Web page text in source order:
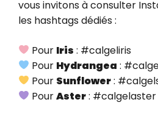
vous invitons à consulter
les hashtags dédiés :
Pour Iris : #calgeliris
Pour Hydrangea :
Pour Sunflower:
PourAster: #calgelaster